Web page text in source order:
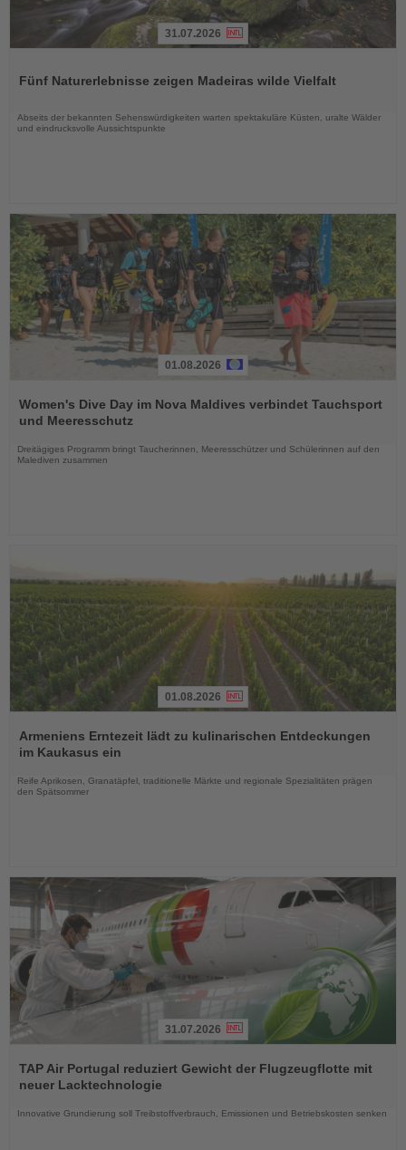
die
31.07.2026
Fünf Naturerlebnisse zeigen Madeiras wilde Vielfalt
Abseits der bekannten Sehenswürdigkeiten warten spektakuläre Küsten, uralte Wälder
und eindrucksvolle Aussichtspunkte
Sie
die
01.08.2026
Women's Dive Day im Nova Maldives verbindet Tauchsport
und Meeresschutz
Dreitägiges Programm bringt Taucherinnen, Meeresschützer und Schülerinnen auf den
Malediven zusammen
Sie
die
01.08.2026
Armeniens Erntezeit lädt zu kulinarischen Entdeckungen
im Kaukasus ein
Reife Aprikosen, Granatäpfel, traditionelle Märkte und regionale Spezialitäten prägen
den Spätsommer
Sie
die
31.07.2026
TAP Air Portugal reduziert Gewicht der Flugzeugflotte mit
neuer Lacktechnologie
Innovative Grundierung soll Treibstoffverbrauch, Emissionen und Betriebskosten senken